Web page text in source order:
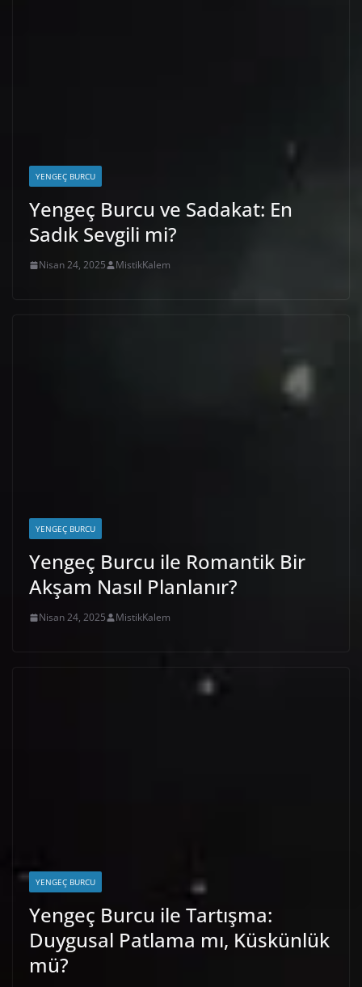
YENGEÇ BURCU
Yengeç Burcu ve Sadakat: En
Sadık Sevgili mi?
Nisan 24, 2025 MistikKalem
YENGEÇ BURCU
Yengeç Burcu ile Romantik Bir
Akşam Nasıl Planlanır?
Nisan 24, 2025 MistikKalem
YENGEÇ BURCU
Yengeç Burcu ile Tartışma:
Duygusal Patlama mı, Küskünlük
mü?